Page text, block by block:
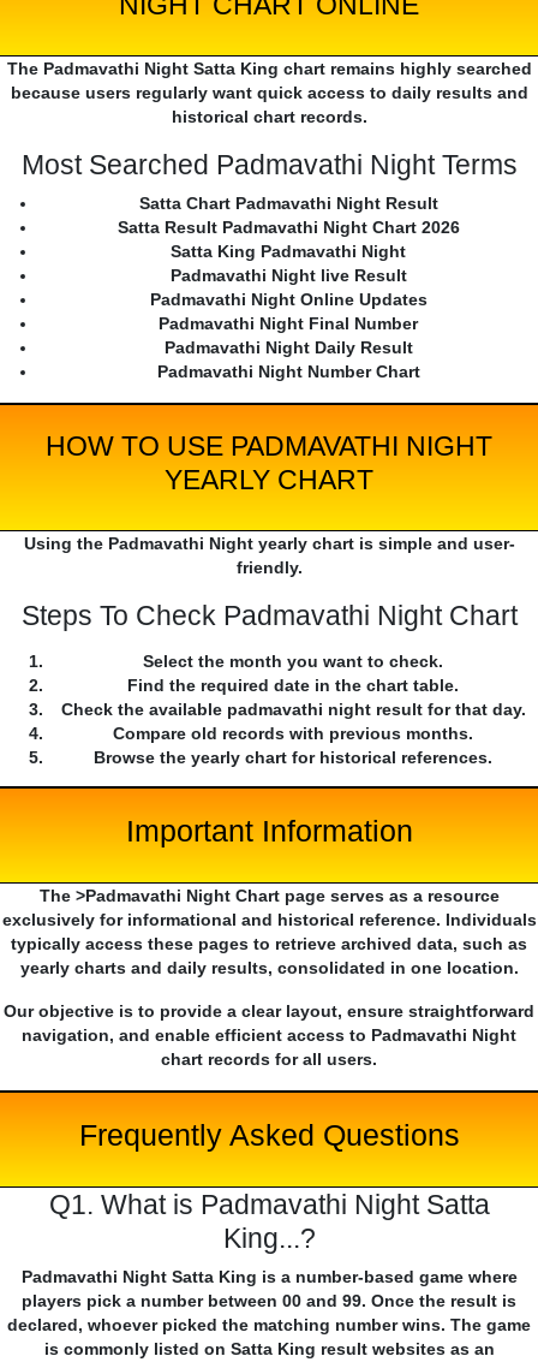
The Padmavathi Night Satta King chart remains highly searched
because users regularly want quick access to daily results and
historical chart records.
Most Searched Padmavathi Night Terms
Satta Chart Padmavathi Night Result
Satta Result Padmavathi Night Chart 2026
Satta King Padmavathi Night
Padmavathi Night live Result
Padmavathi Night Online Updates
Padmavathi Night Final Number
Padmavathi Night Daily Result
Padmavathi Night Number Chart
HOW TO USE PADMAVATHI NIGHT
YEARLY CHART
Using the Padmavathi Night yearly chart is simple and user-
friendly.
Steps To Check Padmavathi Night Chart
Select the month you want to check.
Find the required date in the chart table.
Check the available padmavathi night result for that day.
Compare old records with previous months.
Browse the yearly chart for historical references.
Important Information
The >Padmavathi Night Chart page serves as a resource
exclusively for informational and historical reference. Individuals
typically access these pages to retrieve archived data, such as
yearly charts and daily results, consolidated in one location.
Our objective is to provide a clear layout, ensure straightforward
navigation, and enable efficient access to Padmavathi Night
chart records for all users.
Frequently Asked Questions
Q1. What is Padmavathi Night Satta
King...?
Padmavathi Night Satta King is a number-based game where
players pick a number between 00 and 99. Once the result is
declared, whoever picked the matching number wins. The game
is commonly listed on Satta King result websites as an